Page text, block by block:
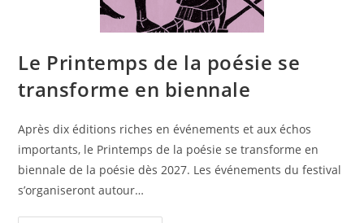
Le Printemps de la poésie se
transforme en biennale
Après dix éditions riches en événements et aux échos
importants, le Printemps de la poésie se transforme en
biennale de la poésie dès 2027. Les événements du festival
s’organiseront autour…